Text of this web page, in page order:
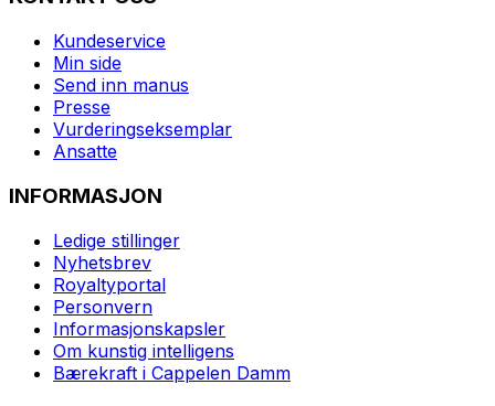
Kundeservice
Min side
Send inn manus
Presse
Vurderingseksemplar
Ansatte
INFORMASJON
Ledige stillinger
Nyhetsbrev
Royaltyportal
Personvern
Informasjonskapsler
Om kunstig intelligens
Bærekraft i Cappelen Damm